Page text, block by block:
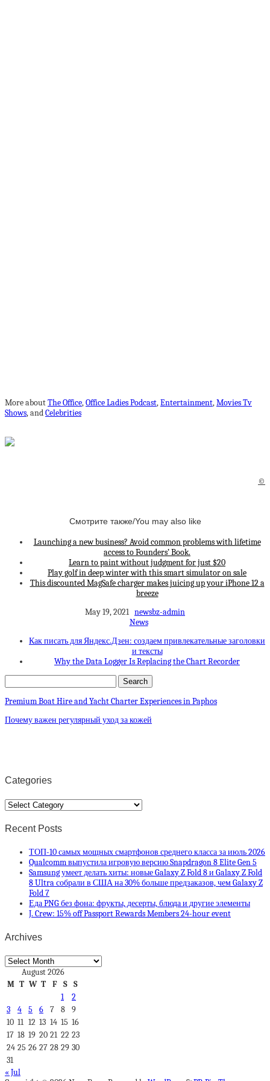
More aboutThe Office,Office Ladies Podcast,Entertainment,Movies Tv
Shows, andCelebrities
©
Смотрите также/You may also like
Launching a new business? Avoid common problems with lifetime
access to Founders’ Book.
Learn to paint without judgment for just $20
Play golf in deep winter with this smart simulator on sale
This discounted MagSafe charger makes juicing up your iPhone 12 a
breeze
May 19, 2021 newsbz-admin
News
Как писать для Яндекс.Дзен: создаем привлекательные заголовки
и тексты
Why the Data Logger Is Replacing the Chart Recorder
Premium Boat Hire and Yacht Charter Experiences in Paphos
Почему важен регулярный уход за кожей
Categories
Categories
Recent Posts
ТОП-10 самых мощных смартфонов среднего класса за июль 2026
Qualcomm выпустила игровую версию Snapdragon 8 Elite Gen 5
Samsung умеет делать хиты: новые Galaxy Z Fold 8 и Galaxy Z Fold
8 Ultra собрали в США на 30% больше предзаказов, чем Galaxy Z
Fold 7
Еда PNG без фона: фрукты, десерты, блюда и другие элементы
J. Crew: 15% off Passport Rewards Members 24-hour event
Archives
Archives
August 2026
M T W T F S
S
1
2
3
4 5 6 7 8
9
10 11 12 13 14 15 16
17 18 19 20 21 22 23
24 25 26 27 28 29 30
31
« Jul